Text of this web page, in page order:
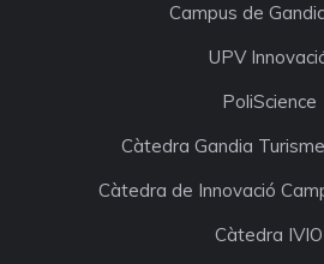
Campus de
UPV
PoliScience
Càtedra Gandia
Càtedra de Innovació
Càtedra IVIO